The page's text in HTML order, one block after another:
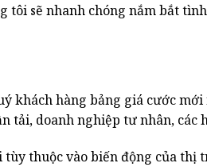
tôi sẽ nhanh chóng nắm bắt
khách hàng bảng giá cước
doanh nghiệp tư nhân, các
tùy thuộc vào biến động của